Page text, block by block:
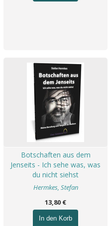
Botschaften aus dem
Jenseits - Ich sehe was, was
du nicht siehst
Hermkes, Stefan
13,80 €
In den Korb